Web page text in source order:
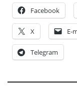
Facebook
X E-
Telegram